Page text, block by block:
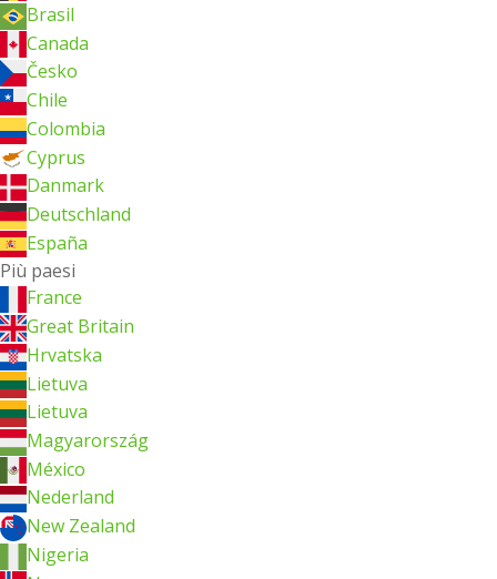
Brasil
Canada
Česko
Chile
Colombia
Cyprus
Danmark
Deutschland
España
Più paesi
France
Great Britain
Hrvatska
Lietuva
Lietuva
Magyarország
México
Nederland
New Zealand
Nigeria